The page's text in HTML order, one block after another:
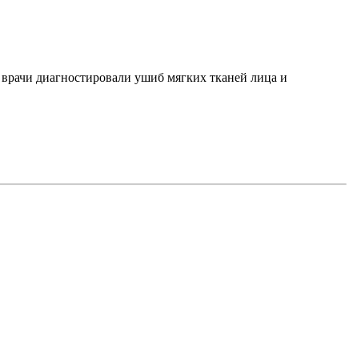
диагностировали ушиб мягких тканей лица и